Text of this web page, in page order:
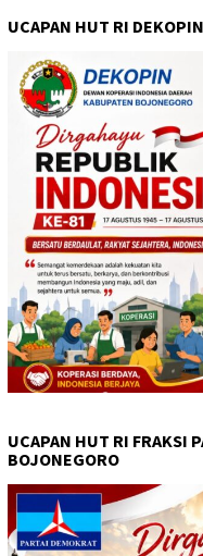
UCAPAN HUT RI
UCAPAN HUT RI FRAKSI
BOJONEGORO